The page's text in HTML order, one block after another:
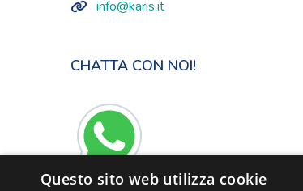
info@karis.it
CHATTA CON NOI!
Questo sito web utilizza cookie